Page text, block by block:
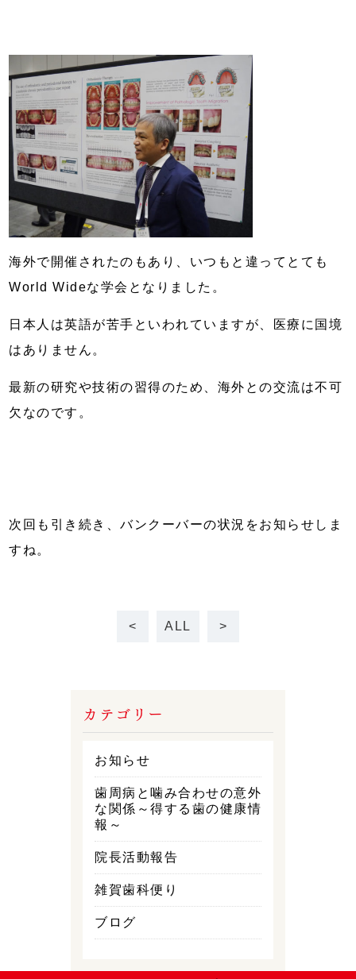
海外で開催されたのもあり、いつもと違ってとても
World Wideな学会となりました。
日本人は英語が苦手といわれていますが、医療に国境
はありません。
最新の研究や技術の習得のため、海外との交流は不可
欠なのです。
次回も引き続き、バンクーバーの状況をお知らせしま
すね。
< ALL >
カテゴリー
お知らせ
歯周病と噛み合わせの意外
な関係～得する歯の健康情
報～
院長活動報告
雑賀歯科便り
ブログ